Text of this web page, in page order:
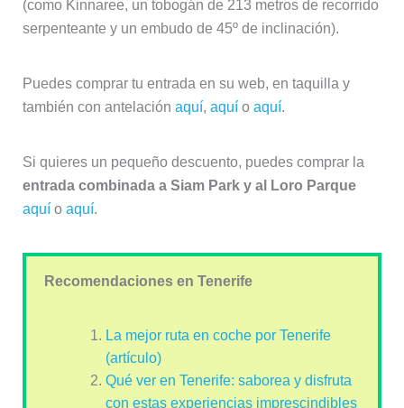
(como Kinnaree, un tobogán de 213 metros de recorrido
serpenteante y un embudo de 45º de inclinación).
Puedes comprar tu entrada en su web, en taquilla y
también con antelación aquí, aquío aquí.
Si quieres un pequeño descuento, puedes comprar la
entrada combinada a Siam Park y al Loro Parque
aquío aquí.
Recomendaciones en Tenerife
La mejor ruta en coche por Tenerife
(artículo)
Qué ver en Tenerife: saborea y disfruta
con estas experiencias imprescindibles